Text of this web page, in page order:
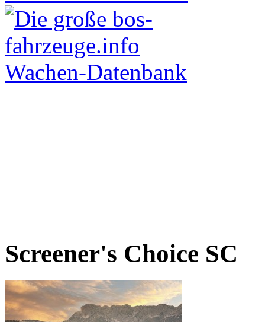
Screener's Choice SC